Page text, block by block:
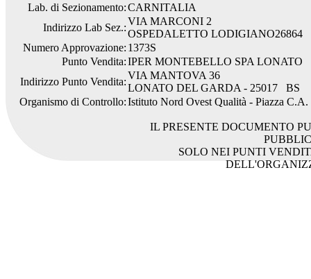
Lab. di Sezionamento:CARNITALIA
Indirizzo Lab Sez.:
VIA MARCONI 2
OSPEDALETTO LODIGIANO26864
Numero Approvazione: 1373S
Punto Vendita:IPER MONTEBELLO SPA LONATO
Indirizzo Punto Vendita:
VIA MANTOVA 36
LONATO DEL GARDA - 25017 BS
Organismo di Controllo:Istituto Nord Ovest Qualità - Piazza
IL PRESENTE DOCUMENTO
SOLO NEI PUNTI